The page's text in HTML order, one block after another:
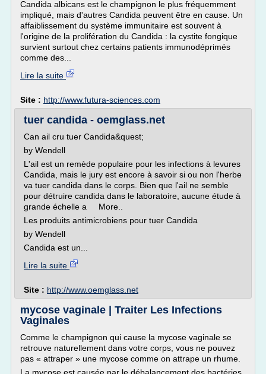
Candida albicans est le champignon le plus fréquemment
impliqué, mais d'autres Candida peuvent être en cause. Un
affaiblissement du système immunitaire est souvent à
l'origine de la prolifération du Candida : la cystite fongique
survient surtout chez certains patients immunodéprimés
comme des...
Lire la suite
Site : http://www.futura-sciences.com
tuer candida - oemglass.net
Can ail cru tuer Candida&quest;
by Wendell
L'ail est un remède populaire pour les infections à levures
Candida, mais le jury est encore à savoir si ou non l'herbe
va tuer candida dans le corps. Bien que l'ail ne semble
pour détruire candida dans le laboratoire, aucune étude à
grande échelle a More..
Les produits antimicrobiens pour tuer Candida
by Wendell
Candida est un...
Lire la suite
Site : http://www.oemglass.net
mycose vaginale | Traiter Les Infections
Vaginales
Comme le champignon qui cause la mycose vaginale se
retrouve naturellement dans votre corps, vous ne pouvez
pas « attraper » une mycose comme on attrape un rhume.